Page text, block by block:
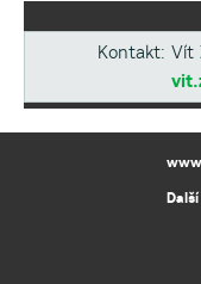
Kontakt: Vít